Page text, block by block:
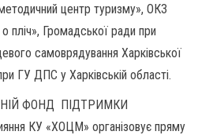
методичний центр туризму», ОКЗ
пліч», Громадської ради при
самоврядування Харківської
ГУ ДПС у Харківській області.
ФОНД ПІДТРИМКИ
КУ «ХОЦМ» організовує пряму